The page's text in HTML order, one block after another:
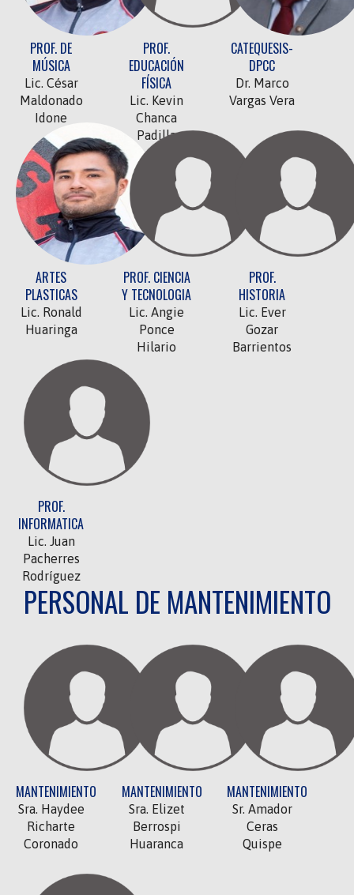
PROF. DE
MÚSICA
Lic. César
Maldonado
Idone
PROF.
EDUCACIÓN
FÍSICA
Lic. Kevin
Chanca
Padilla
CATEQUESIS-
DPCC
Dr. Marco
Vargas Vera
ARTES
PLASTICAS
Lic. Ronald
Huaringa
PROF. CIENCIA
Y TECNOLOGIA
Lic. Angie
Ponce
Hilario
PROF.
HISTORIA
Lic. Ever
Gozar
Barrientos
PROF.
INFORMATICA
Lic. Juan
Pacherres
Rodríguez
PERSONAL DE MANTENIMIENTO
MANTENIMIENTO
Sra. Haydee
Richarte
Coronado
MANTENIMIENTO
Sra. Elizet
Berrospi
Huaranca
MANTENIMIENTO
Sr. Amador
Ceras
Quispe